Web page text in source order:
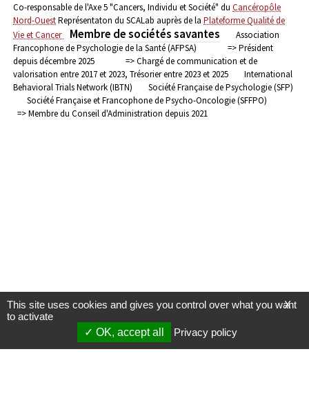
Co-responsable de l'Axe 5 "Cancers, Individu et Société" du Cancéropôle
Nord-OuestReprésentaton du SCALab auprès de la Plateforme Qualité de
Vie et Cancer
Membre de sociétés savantes
Association
Francophone de Psychologie de la Santé (AFPSA)
=> Président
depuis décembre 2025
=> Chargé de communication et de
valorisation entre 2017 et 2023, Trésorier entre 2023 et 2025
International
Behavioral Trials Network (IBTN)
Société Française de Psychologie (SFP)
Société Française et Francophone de Psycho-Oncologie (SFFPO)
=> Membre du Conseil d'Administration depuis 2021
X
This site uses cookies and gives you control over what you want
to activate
OK, accept all
Privacy policy